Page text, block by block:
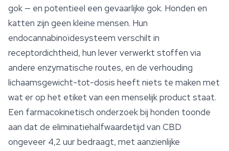
gok — en potentieel een gevaarlijke gok. Honden en
katten zijn geen kleine mensen. Hun
endocannabinoïdesysteem verschilt in
receptordichtheid, hun lever verwerkt stoffen via
andere enzymatische routes, en de verhouding
lichaamsgewicht-tot-dosis heeft niets te maken met
wat er op het etiket van een menselijk product staat.
Een farmacokinetisch onderzoek bij honden toonde
aan dat de eliminatiehalfwaardetijd van CBD
ongeveer 4,2 uur bedraagt, met aanzienlijke